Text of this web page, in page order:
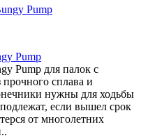
Pump
Pump для палок с
сплава и
нужны для ходьбы
если вышел срок
от многолетних